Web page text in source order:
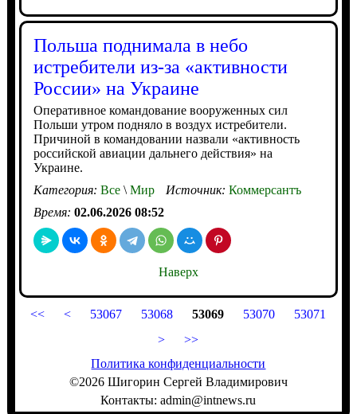
Польша поднимала в небо
истребители из-за «активности
России» на Украине
Оперативное командование вооруженных сил
Польши утром подняло в воздух истребители.
Причиной в командовании назвали «активность
российской авиации дальнего действия» на
Украине.
Категория: Все\Мир Источник: Коммерсантъ
Время: 02.06.2026 08:52
Наверх
<< < 53067 53068 53069 53070
53071
>
>>
Политика конфиденциальности
©2026 Шигорин Сергей Владимирович
Контакты: admin@intnews.ru